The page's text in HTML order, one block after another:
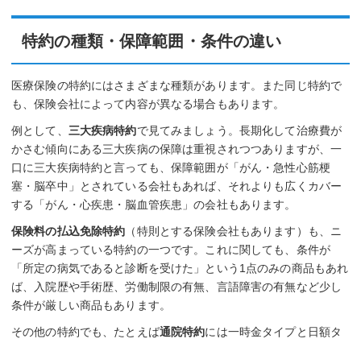
特約の種類・保障範囲・条件の違い
医療保険の特約にはさまざまな種類があります。また同じ特約で
も、保険会社によって内容が異なる場合もあります。
例として、 三大疾病特約で見てみましょう。長期化して治療費が
かさむ傾向にある三大疾病の保障は重視されつつありますが、一
口に三大疾病特約と言っても、保障範囲が「がん・急性心筋梗
塞・脳卒中」とされている会社もあれば、それよりも広くカバー
する「がん・心疾患・脳血管疾患」の会社もあります。
保険料の払込免除特約 （特則とする保険会社もあります）も、ニ
ーズが高まっている特約の一つです。これに関しても、条件が
「所定の病気であると診断を受けた」という1点のみの商品もあれ
ば、入院歴や手術歴、労働制限の有無、言語障害の有無など少し
条件が厳しい商品もあります。
その他の特約でも、たとえば通院特約には一時金タイプと日額タ